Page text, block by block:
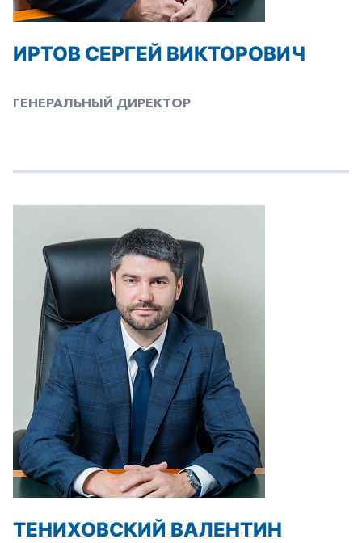
ИРТОВ СЕРГЕЙ ВИКТОРОВИЧ
ГЕНЕРАЛЬНЫЙ ДИРЕКТОР
ТЕНИХОВСКИЙ ВАЛЕНТИН